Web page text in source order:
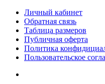
Личный кабинет
Обратная связь
Таблица размеров
Публичная оферта
Политика
Пользовательское